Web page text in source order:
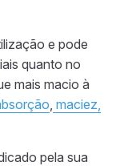
e pode
quanto no
mais macio à
maciez,
pela sua